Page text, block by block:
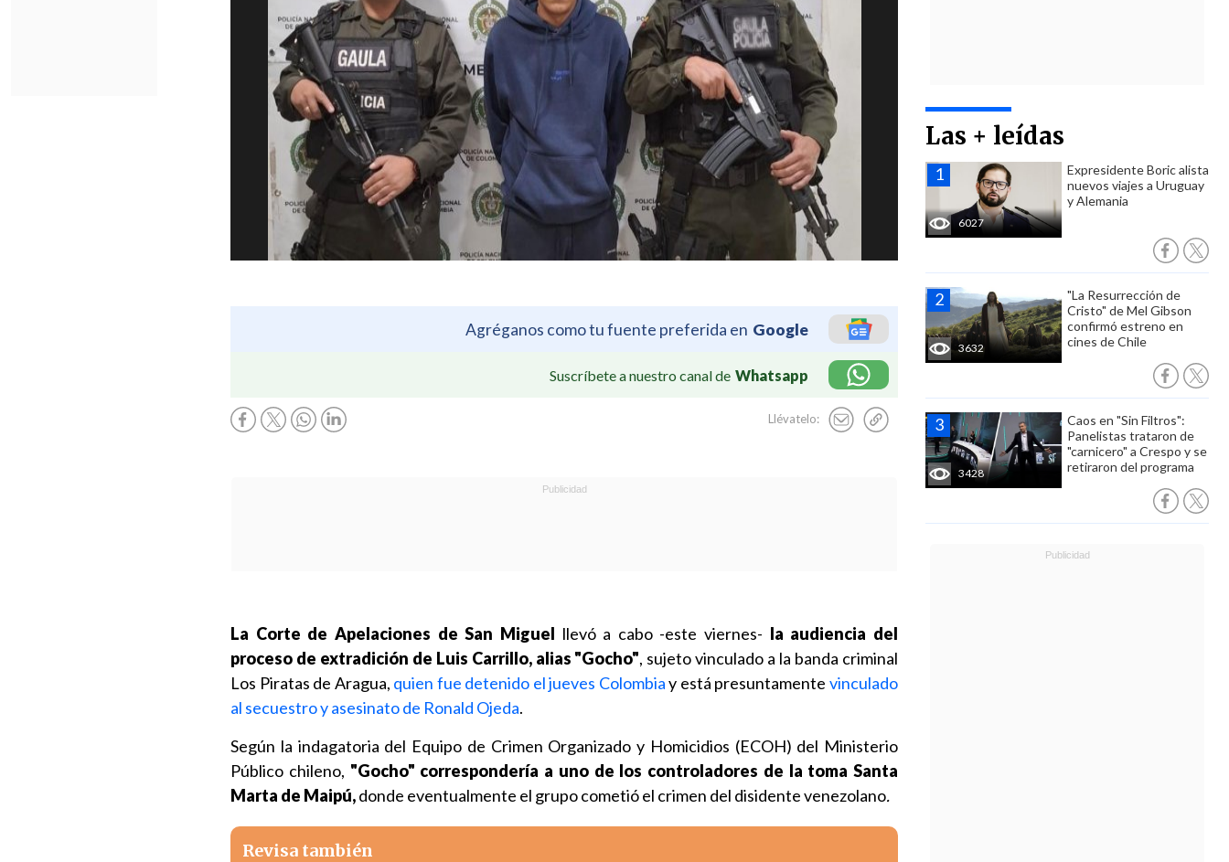
Agréganos como tu fuente preferida en Google
Suscríbete a nuestro canal de Whatsapp
Llévatelo:
Las + leídas
6027
Expresidente Boric alista
nuevos viajes a Uruguay
y Alemania
3632
"La Resurrección de
Cristo" de Mel Gibson
confirmó estreno en
cines de Chile
3428
Caos en "Sin Filtros":
Panelistas trataron de
"carnicero" a Crespo y se
retiraron del programa
La Corte de Apelaciones de San Miguel llevó a cabo -este viernes- la audiencia del
proceso de extradición de Luis Carrillo, alias "Gocho", sujeto vinculado a la banda criminal
Los Piratas de Aragua, quien fue detenido el jueves Colombiay está presuntamentevinculado
al secuestro y asesinato de Ronald Ojeda.
Según la indagatoria del Equipo de Crimen Organizado y Homicidios (ECOH) del Ministerio
Público chileno, "Gocho" correspondería a uno de los controladores de la toma Santa
Marta de Maipú,donde eventualmente el grupo cometió el crimen del disidente venezolano.
Revisa también